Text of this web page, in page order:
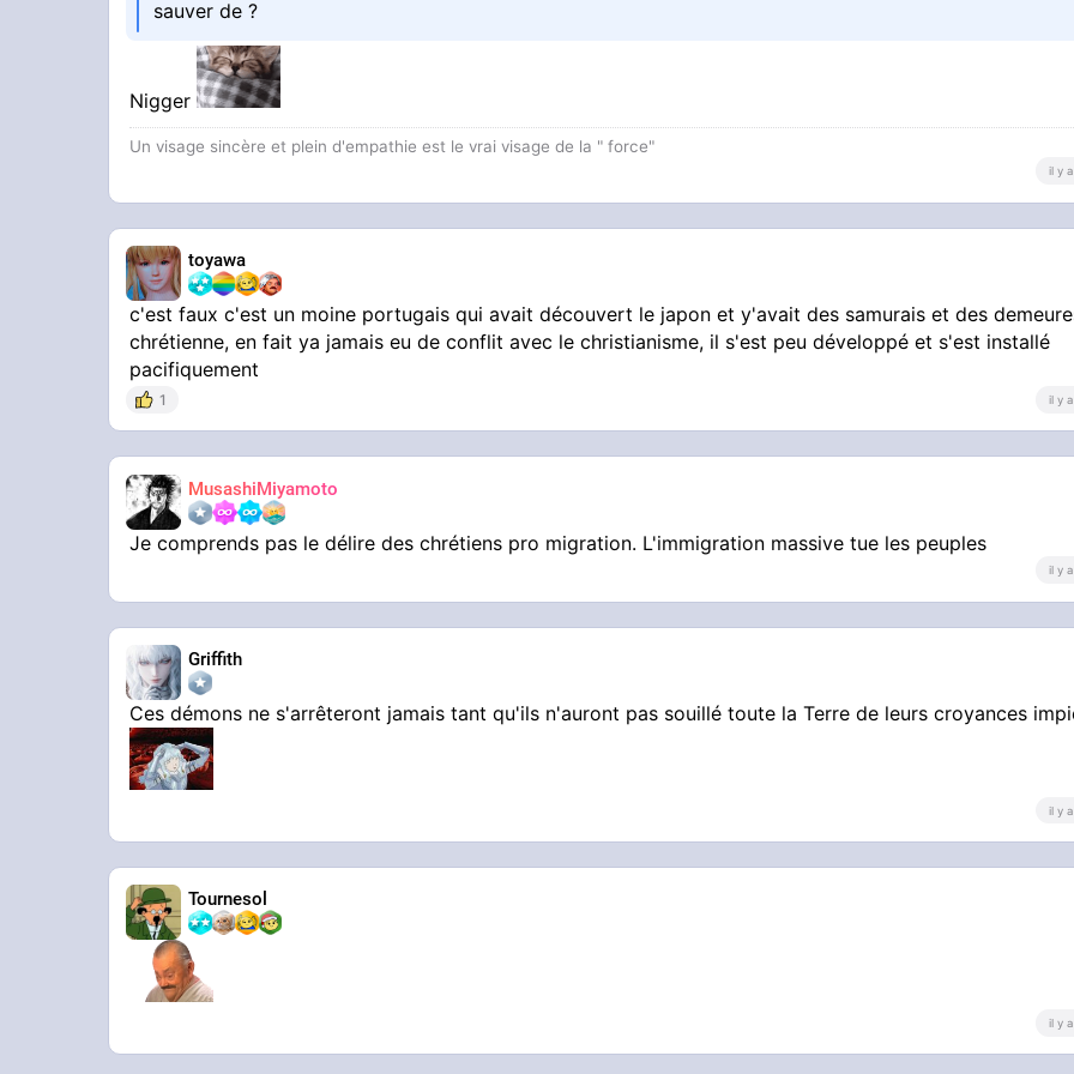
sauver de ?
Nigger
Un visage sincère et plein d'empathie est le vrai visage de la " force"
il y
toyawa
c'est faux c'est un moine portugais qui avait découvert le japon et y'avait des samurais et des
chrétienne, en fait ya jamais eu de conflit avec le christianisme, il s'est peu développé et s'est installé
pacifiquement
1 il y
MusashiMiyamoto
Je comprends pas le délire des chrétiens pro migration. L'immigration massive tue les peuples
il y
Griffith
Ces démons ne s'arrêteront jamais tant qu'ils n'auront pas souillé toute la Terre de leurs croyances
il y
Tournesol
il y